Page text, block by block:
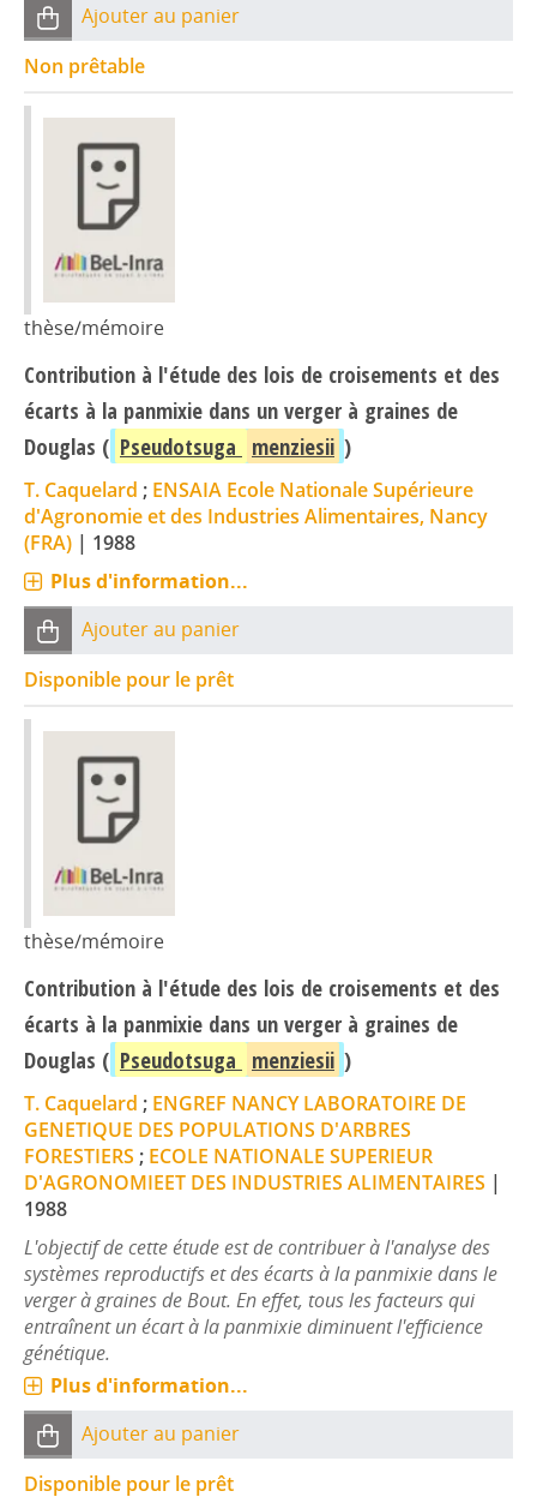
Ajouter au panier
Non prêtable
thèse/mémoire
Contribution à l'étude des lois de croisements et des
écarts à la panmixie dans un verger à graines de
Douglas ( Pseudotsuga menziesii )
T. Caquelard ; ENSAIA Ecole Nationale Supérieure
d'Agronomie et des Industries Alimentaires, Nancy
(FRA) | 1988
Plus d'information...
Ajouter au panier
Disponible pour le prêt
thèse/mémoire
Contribution à l'étude des lois de croisements et des
écarts à la panmixie dans un verger à graines de
Douglas ( Pseudotsuga menziesii )
T. Caquelard ; ENGREF NANCY LABORATOIRE DE
GENETIQUE DES POPULATIONS D'ARBRES
FORESTIERS ; ECOLE NATIONALE SUPERIEUR
D'AGRONOMIEET DES INDUSTRIES ALIMENTAIRES |
1988
L'objectif de cette étude est de contribuer à l'analyse des
systèmes reproductifs et des écarts à la panmixie dans le
verger à graines de Bout. En effet, tous les facteurs qui
entraînent un écart à la panmixie diminuent l'efficience
génétique.
Plus d'information...
Ajouter au panier
Disponible pour le prêt